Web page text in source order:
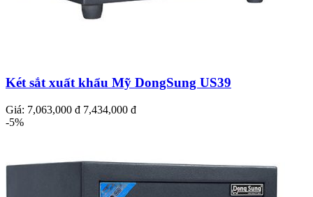
Két sắt xuất khẩu Mỹ DongSung US39
Giá: 7,063,000 đ 7,434,000 đ
-5%